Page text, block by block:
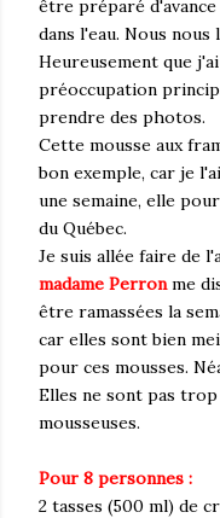
être préparé
dans l'eau. Nous nous
Heureusement que
préoccupation
prendre des photos.
Cette mousse aux
bon exemple, car je
une semaine, elle
du Québec.
Je suis allée faire de
madame Perron me
être ramassées la
car elles sont bien
pour ces mousses.
Elles ne sont pas
mousseuses.
Pour 8 personnes :
2 tasses (500 ml) de